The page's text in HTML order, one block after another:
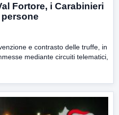
Fortore, i Carabinieri
e contrasto delle truffe, in
mediante circuiti telematici,